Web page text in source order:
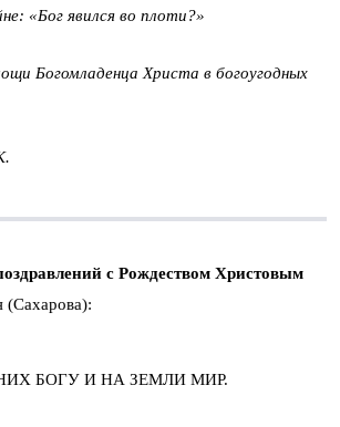
«Бог явился во плоти?»
Богомладенца Христа в богоугодных
с Рождеством Христовым
(Сахарова):
БОГУ И НА ЗЕМЛИ МИР.